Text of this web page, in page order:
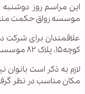
موسسه رواق حکمت
کوچه۱۵، پلاک ۸۲ موسسه رواق حکمت مراجعه کنند.
لازم به ذکر است
مکان مناسب در نظر